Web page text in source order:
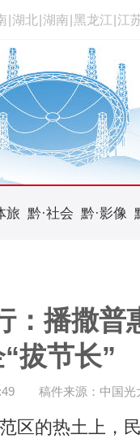
湖北 湖南 黑龙江 江
旅 黔·社会 黔·影像
：播撒普
“拔节长”
稿件来源：中国
的热土上，